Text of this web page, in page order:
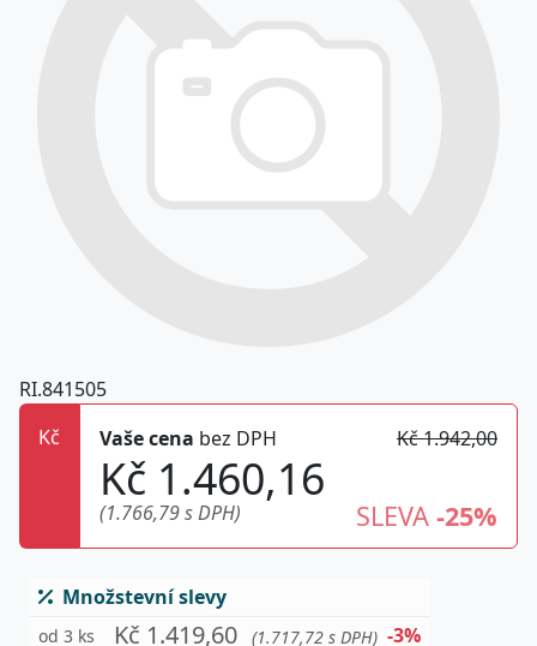
RI.841505
Kč
Vaše cena bez DPH Kč 1.942,00
Kč 1.460,16
(1.766,79 s DPH) SLEVA -25%
Množstevní slevy
od 3 ks Kč 1.419,60 (1.717,72 s DPH) -3%